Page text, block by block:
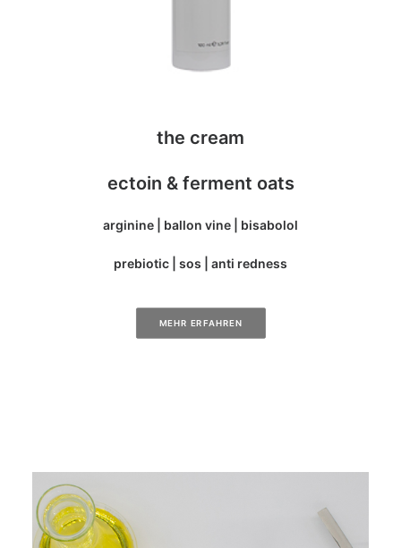
the cream
ectoin & ferment oats
arginine | ballon vine | bisabolol
prebiotic | sos | anti redness
MEHR ERFAHREN